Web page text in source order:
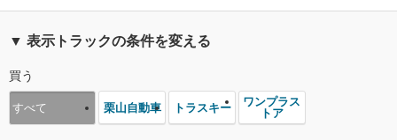
▼ 表示トラックの条件を変える
買う
すべて 栗山自動車 トラスキー
ワンプラス
トア